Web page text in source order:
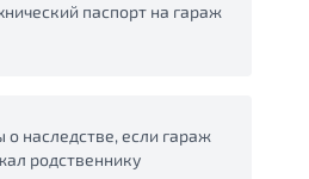
паспорт на гараж
о наследстве, если гараж
родственнику